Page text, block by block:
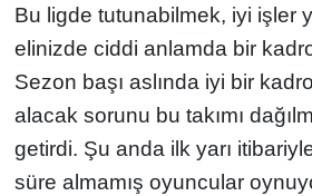
Bu ligde tutunabilmek, iyi işler
elinizde ciddi anlamda bir
Sezon başı aslında iyi bir
alacak sorunu bu takımı
getirdi. Şu anda ilk yarı
süre almamış oyuncular